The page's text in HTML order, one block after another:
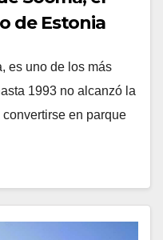
de Estonia
es uno de los más
1993 no alcanzó la
en parque